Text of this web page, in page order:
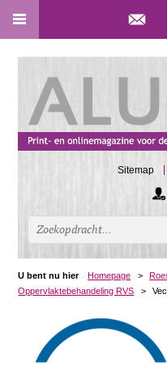
Sitemap
U bent nu hier Homepage >
Oppervlaktebehandeling RVS
>